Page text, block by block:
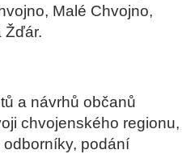
Malé Chvojno,
Žďár.
a návrhů občanů
chvojenského regionu,
podání